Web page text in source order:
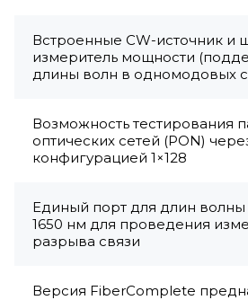
Встроенные CW-источник и
измеритель мощности
длины волн в одномодовых
Возможность тестирования
оптических сетей (PON)
конфигурацией 1×128
Единый порт для длин волны
1650 нм для проведения
разрыва связи
Версия FiberComplete